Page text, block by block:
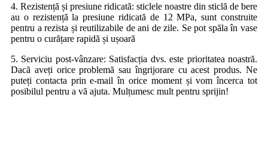
4. Rezistență și presiune ridicată: sticlele noastre din sticlă de bere
au o rezistență la presiune ridicată de 12 MPa, sunt construite
pentru a rezista și reutilizabile de ani de zile. Se pot spăla în vase
pentru o curățare rapidă și ușoară
5. Serviciu post-vânzare: Satisfacția dvs. este prioritatea noastră.
Dacă aveți orice problemă sau îngrijorare cu acest produs. Ne
puteți contacta prin e-mail în orice moment și vom încerca tot
posibilul pentru a vă ajuta. Mulțumesc mult pentru sprijin!